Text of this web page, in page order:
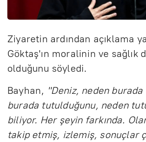
Ziyaretin ardından açıklama
Göktaş'ın moralinin ve sağlık
olduğunu söyledi.
Bayhan, "Deniz, neden
burada tutulduğunu, neden
biliyor. Her şeyin farkında.
takip etmiş, izlemiş, sonuçlar